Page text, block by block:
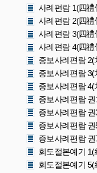
사례편람 1(四禮
사례편람 2(四禮
사례편람 3(四禮
사례편람 4(四禮
증보사례편람 2(
증보사례편람 3(
증보사례편람 4(
증보사례편람 권
증보사례편람 권
증보사례편람 권
증보사례편람 권
회도절본예기 1(
회도절본예기 5(